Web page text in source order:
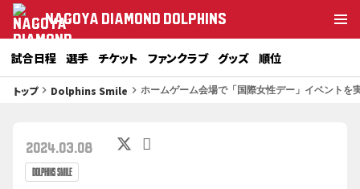
NAGOYA DIAMOND DOLPHINS
試合日程 選手 チケット ファンクラブ グッズ 順位
トップkeyboard_arrow_right Dolphins Smile keyboard_arrow_right ホームゲーム会場で「国際女性デー」イベントを
Dolphins Smile
2024.03.08